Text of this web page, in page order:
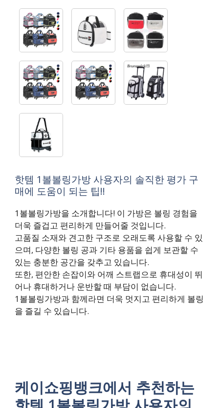
핫템 1볼볼링가방 사용자의 솔직한 평가 구
매에 도움이 되는 팁!!
1볼볼링가방을 소개합니다! 이 가방은 볼링 경험을
더욱 즐겁고 편리하게 만들어줄 것입니다.
고품질 소재와 견고한 구조로 오래도록 사용할 수 있
으며, 다양한 볼링 공과 기타 용품을 쉽게 보관할 수
있는 충분한 공간을 갖추고 있습니다.
또한, 편안한 손잡이와 어깨 스트랩으로 휴대성이 뛰
어나 휴대하거나 운반할 때 부담이 없습니다.
1볼볼링가방과 함께라면 더욱 멋지고 편리하게 볼링
을 즐길 수 있습니다.
케이쇼핑뱅크에서 추천하는